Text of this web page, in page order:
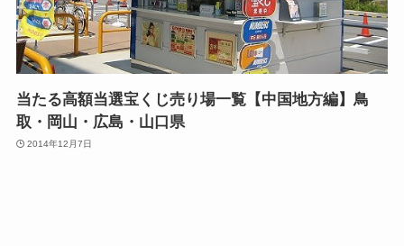
当たる高額当選宝くじ売り場一覧【中国地方編】鳥
取・岡山・広島・山口県
2014年12月7日